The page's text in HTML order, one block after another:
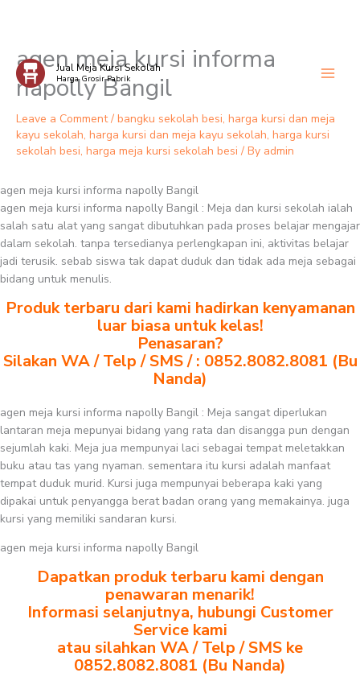
Skip
content
Jual Meja Kursi Sekolah
Harga Grosir Pabrik
agen meja kursi informa
napolly Bangil
Leave a Comment / bangku sekolah besi, harga kursi dan meja
kayu sekolah, harga kursi dan meja kayu sekolah, harga kursi
sekolah besi, harga meja kursi sekolah besi / By admin
agen meja kursi informa napolly Bangil
agen meja kursi informa napolly Bangil : Meja dan kursi sekolah ialah
salah satu alat yang sangat dibutuhkan pada proses belajar mengajar
dalam sekolah. tanpa tersedianya perlengkapan ini, aktivitas belajar
jadi terusik. sebab siswa tak dapat duduk dan tidak ada meja sebagai
bidang untuk menulis.
Produk terbaru dari kami hadirkan kenyamanan
luar biasa untuk kelas!
Penasaran?
Silakan WA / Telp / SMS / : 0852.8082.8081 (Bu
Nanda)
agen meja kursi informa napolly Bangil : Meja sangat diperlukan
lantaran meja mepunyai bidang yang rata dan disangga pun dengan
sejumlah kaki. Meja jua mempunyai laci sebagai tempat meletakkan
buku atau tas yang nyaman. sementara itu kursi adalah manfaat
tempat duduk murid. Kursi juga mempunyai beberapa kaki yang
dipakai untuk penyangga berat badan orang yang memakainya. juga
kursi yang memiliki sandaran kursi.
agen meja kursi informa napolly Bangil
Dapatkan produk terbaru kami dengan
penawaran menarik!
Informasi selanjutnya, hubungi Customer
Service kami
atau silahkan WA / Telp / SMS ke
0852.8082.8081 (Bu Nanda)